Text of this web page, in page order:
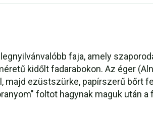
faja, amely
kidőlt fadarabokon. Az éger
majd ezüstszürke, papírszerű bőrt
foltot hagynak maguk után a